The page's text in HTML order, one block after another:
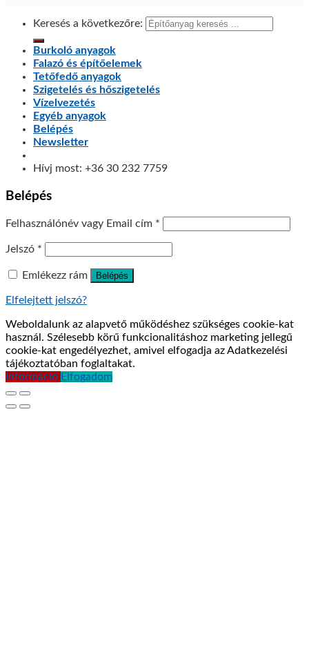
Keresés a következőre:
Burkoló anyagok
Falazó és építőelemek
Tetőfedő anyagok
Szigetelés és hőszigetelés
Vízelvezetés
Egyéb anyagok
Belépés
Newsletter
Hívj most: +36 30 232 7759
Belépés
Felhasználónév vagy Email cím *
Jelszó *
Emlékezz rám Belépés
Elfelejtett jelszó?
Weboldalunk az alapvető működéshez szükséges cookie-kat
használ. Szélesebb körű funkcionalitáshoz marketing jellegű
cookie-kat engedélyezhet, amivel elfogadja az Adatkezelési
tájékoztatóban foglaltakat.
Információ Elfogadom